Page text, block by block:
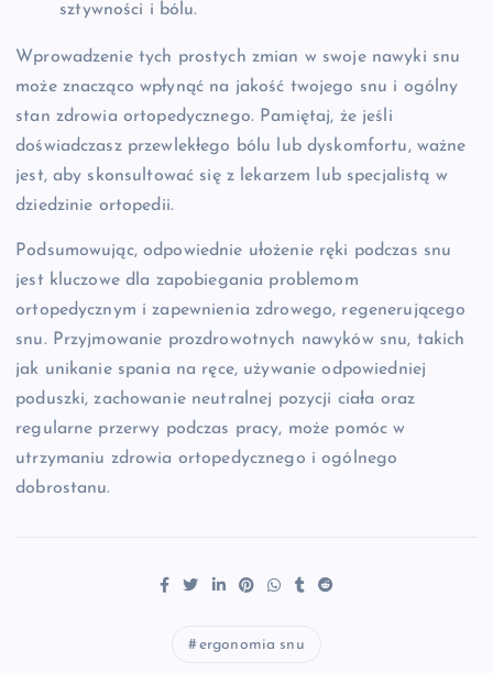
sztywności i bólu.
Wprowadzenie tych prostych zmian w swoje nawyki snu
może znacząco wpłynąć na jakość twojego snu i ogólny
stan zdrowia ortopedycznego. Pamiętaj, że jeśli
doświadczasz przewlekłego bólu lub dyskomfortu, ważne
jest, aby skonsultować się z lekarzem lub specjalistą w
dziedzinie ortopedii.
Podsumowując, odpowiednie ułożenie ręki podczas snu
jest kluczowe dla zapobiegania problemom
ortopedycznym i zapewnienia zdrowego, regenerującego
snu. Przyjmowanie prozdrowotnych nawyków snu, takich
jak unikanie spania na ręce, używanie odpowiedniej
poduszki, zachowanie neutralnej pozycji ciała oraz
regularne przerwy podczas pracy, może pomóc w
utrzymaniu zdrowia ortopedycznego i ogólnego
dobrostanu.
ergonomia snu